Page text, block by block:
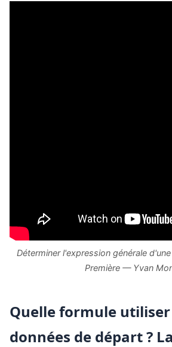
Déterminer l'expression générale
Première — Yvan
Quelle formule utiliser
données de départ ?